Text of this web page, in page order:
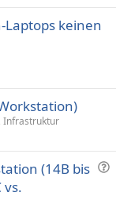
Laptops keinen
Infrastruktur
F
(14B bis
vs.